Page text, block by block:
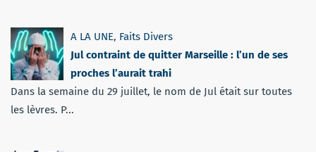
A LA UNE, Faits Divers
Jul contraint de quitter Marseille : l’un de ses
proches l’aurait trahi
Dans la semaine du 29 juillet, le nom de Jul était sur toutes
les lèvres. P...